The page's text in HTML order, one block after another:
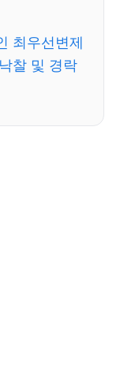
최우선변제
찰 및 경락